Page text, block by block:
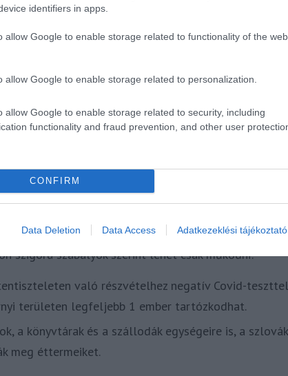
identifiers in apps.
allow Google to enable storage related to functionality of the
allow Google to enable storage related to personalization.
allow Google to enable storage related to security, including
functionality and fraud prevention, and other user
CONFIRM
Data Deletion Data Access Adatkezeklési tájékoztató
hétfőn nyithatnak az üzletek és szállodák, de a
szigorú szabályok szerint lehet csak működni:
való részvételhez negatív Covid-teszttel
területen legfeljebb 1 ember tartózkodhat.
a könyvtárak és a szállodák egységeire is, a szlovák
meg éttermeiket.